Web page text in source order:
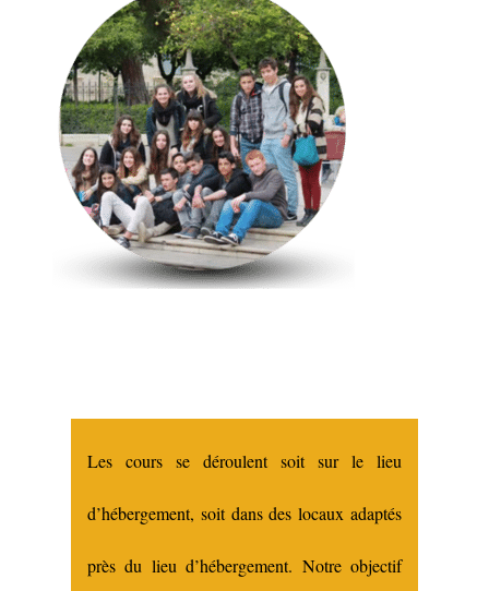
Les cours se déroulent soit sur le lieu
d’hébergement, soit dans des locaux adaptés
près du lieu d’hébergement. Notre objectif